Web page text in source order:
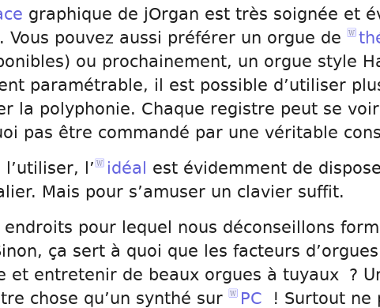
graphique de jOrgan est très soignée et
Vous pouvez aussi préférer un orgue de
ou prochainement, un orgue style
paramétrable, il est possible d’utiliser
la polyphonie. Chaque registre peut se
pas être commandé par une véritable
l’
idéal est évidemment de
Mais pour s’amuser un clavier suffit.
endroits pour lequel nous déconseillons
ça sert à quoi que les facteurs
et entretenir de beaux orgues à tuyaux ?
chose qu’un synthé sur
PC ! Surtout ne